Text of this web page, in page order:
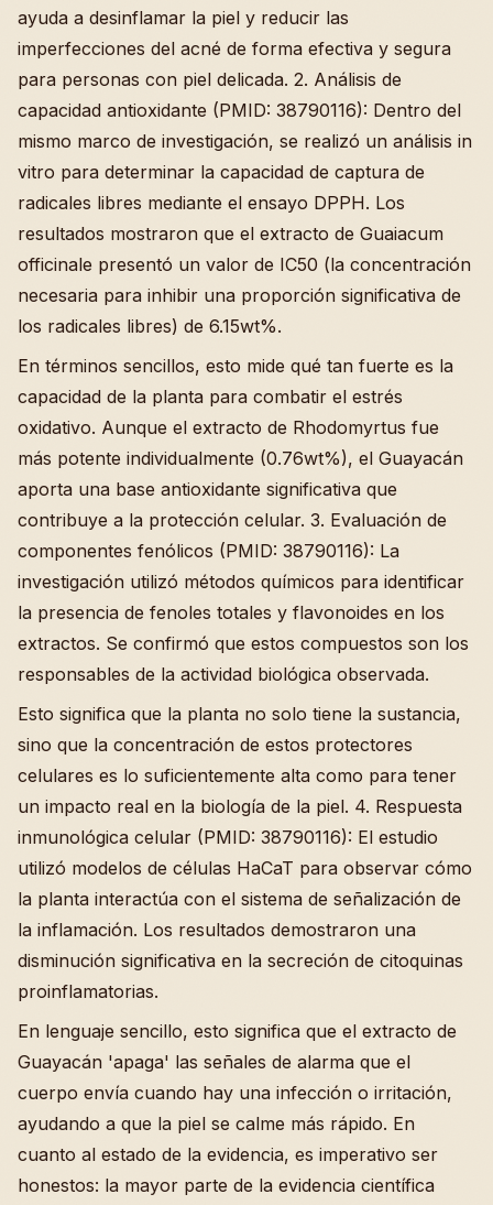
ayuda a desinflamar la piel y reducir las
imperfecciones del acné de forma efectiva y segura
para personas con piel delicada. 2. Análisis de
capacidad antioxidante (PMID: 38790116): Dentro del
mismo marco de investigación, se realizó un análisis in
vitro para determinar la capacidad de captura de
radicales libres mediante el ensayo DPPH. Los
resultados mostraron que el extracto de Guaiacum
officinale presentó un valor de IC50 (la concentración
necesaria para inhibir una proporción significativa de
los radicales libres) de 6.15wt%.
En términos sencillos, esto mide qué tan fuerte es la
capacidad de la planta para combatir el estrés
oxidativo. Aunque el extracto de Rhodomyrtus fue
más potente individualmente (0.76wt%), el Guayacán
aporta una base antioxidante significativa que
contribuye a la protección celular. 3. Evaluación de
componentes fenólicos (PMID: 38790116): La
investigación utilizó métodos químicos para identificar
la presencia de fenoles totales y flavonoides en los
extractos. Se confirmó que estos compuestos son los
responsables de la actividad biológica observada.
Esto significa que la planta no solo tiene la sustancia,
sino que la concentración de estos protectores
celulares es lo suficientemente alta como para tener
un impacto real en la biología de la piel. 4. Respuesta
inmunológica celular (PMID: 38790116): El estudio
utilizó modelos de células HaCaT para observar cómo
la planta interactúa con el sistema de señalización de
la inflamación. Los resultados demostraron una
disminución significativa en la secreción de citoquinas
proinflamatorias.
En lenguaje sencillo, esto significa que el extracto de
Guayacán 'apaga' las señales de alarma que el
cuerpo envía cuando hay una infección o irritación,
ayudando a que la piel se calme más rápido. En
cuanto al estado de la evidencia, es imperativo ser
honestos: la mayor parte de la evidencia científica